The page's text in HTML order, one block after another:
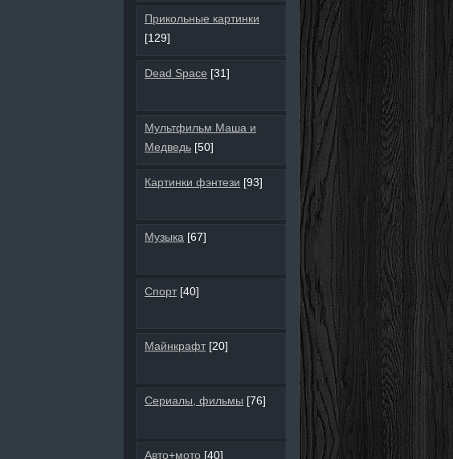
Прикольные картинки
[129]
Dead Space [31]
Мультфильм Маша и
Медведь [50]
Картинки фэнтези [93]
Музыка [67]
Спорт [40]
Майнкрафт [20]
Сериалы, фильмы [76]
Авто+мото [40]